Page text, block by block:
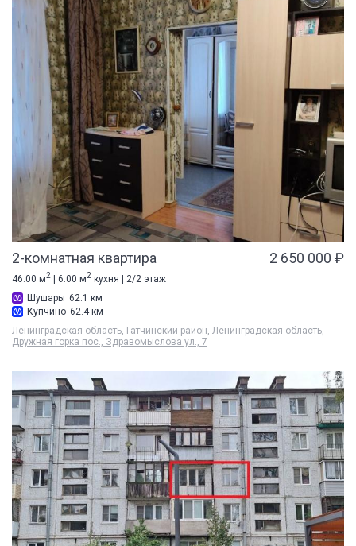
2-комнатная квартира 2 650 000 ₽
46.00 м2 | 6.00 м2 кухня | 2/2 этаж
Шушары 62.1 км
Купчино 62.4 км
Ленинградская область, Гатчинский район, Ленинградская область,
Дружная горка пос., Здравомыслова ул., 7